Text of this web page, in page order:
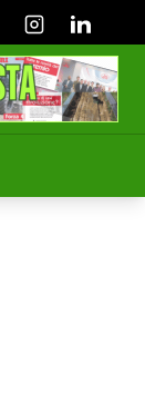
InstagramLinkedin